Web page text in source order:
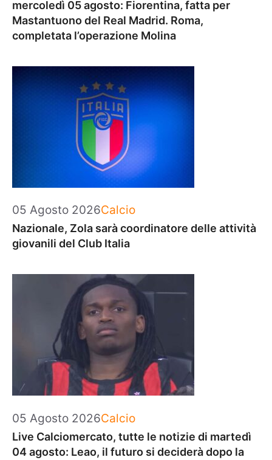
mercoledì 05 agosto: Fiorentina, fatta per
Mastantuono del Real Madrid. Roma,
completata l’operazione Molina
05 Agosto 2026Categorie
Calcio
Nazionale, Zola sarà coordinatore delle attività
giovanili del Club Italia
05 Agosto 2026Categorie
Calcio
Live Calciomercato, tutte le notizie di martedì
04 agosto: Leao, il futuro si deciderà dopo la